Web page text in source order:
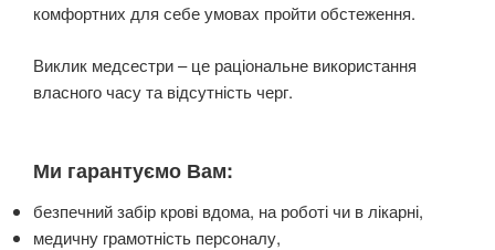
комфортних для себе умовах пройти обстеження.
Виклик медсестри – це раціональне використання
власного часу та відсутність черг.
Ми гарантуємо Вам:
безпечний забір крові вдома, на роботі чи в лікарні,
медичну грамотність персоналу,